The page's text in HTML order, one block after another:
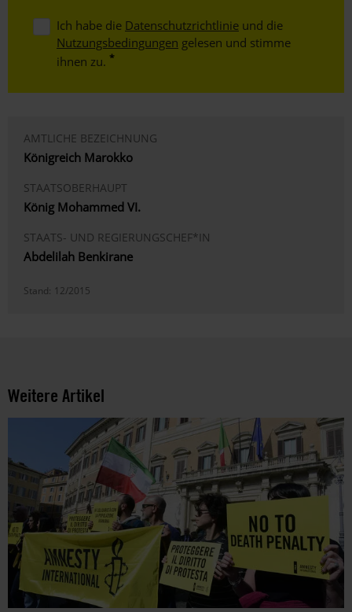
Ich habe die Datenschutzrichtlinie und die
Nutzungsbedingungen gelesen und stimme
ihnen zu.
AMTLICHE BEZEICHNUNG
Königreich Marokko
STAATSOBERHAUPT
König Mohammed VI.
STAATS- UND REGIERUNGSCHEF*IN
Abdelilah Benkirane
Stand: 12/2015
Weitere Artikel